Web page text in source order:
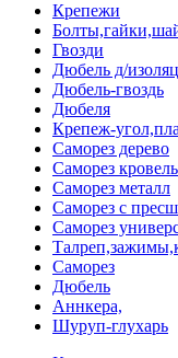
Крепежи
Гвозди
Дюбель д/
Дюбель-гвоздь
Дюбеля
Крепеж-
Саморез дерево
Саморез
Саморез металл
Саморез с
Саморез
Саморез
Дюбель
Аннкера,
Шуруп-глухарь